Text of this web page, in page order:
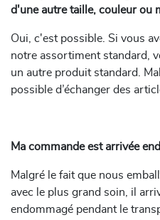
d'une autre taille, couleur ou
Oui, c'est possible. Si vous
notre assortiment standard,
un autre produit standard.
possible d’échanger des
Ma commande est arrivée
Malgré le fait que nous
avec le plus grand soin, il
endommagé pendant le